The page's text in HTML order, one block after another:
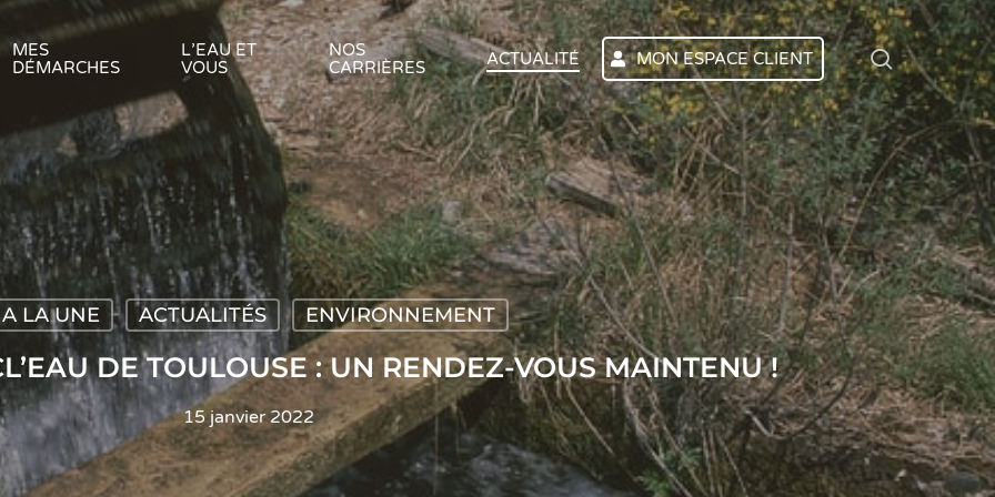
MES
DÉMARCHES
L’EAU ET
VOUS
NOS
CARRIÈRES
ACTUALITÉ MON ESPACE CLIENT search
A LA UNE ACTUALITÉS ENVIRONNEMENT
DE TOULOUSE : UN RENDEZ-VOUS MAINTENU !
15 janvier 2022